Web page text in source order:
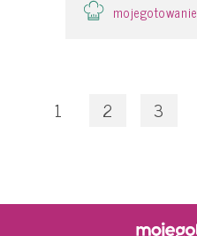
mojegotowanie
1 2 3